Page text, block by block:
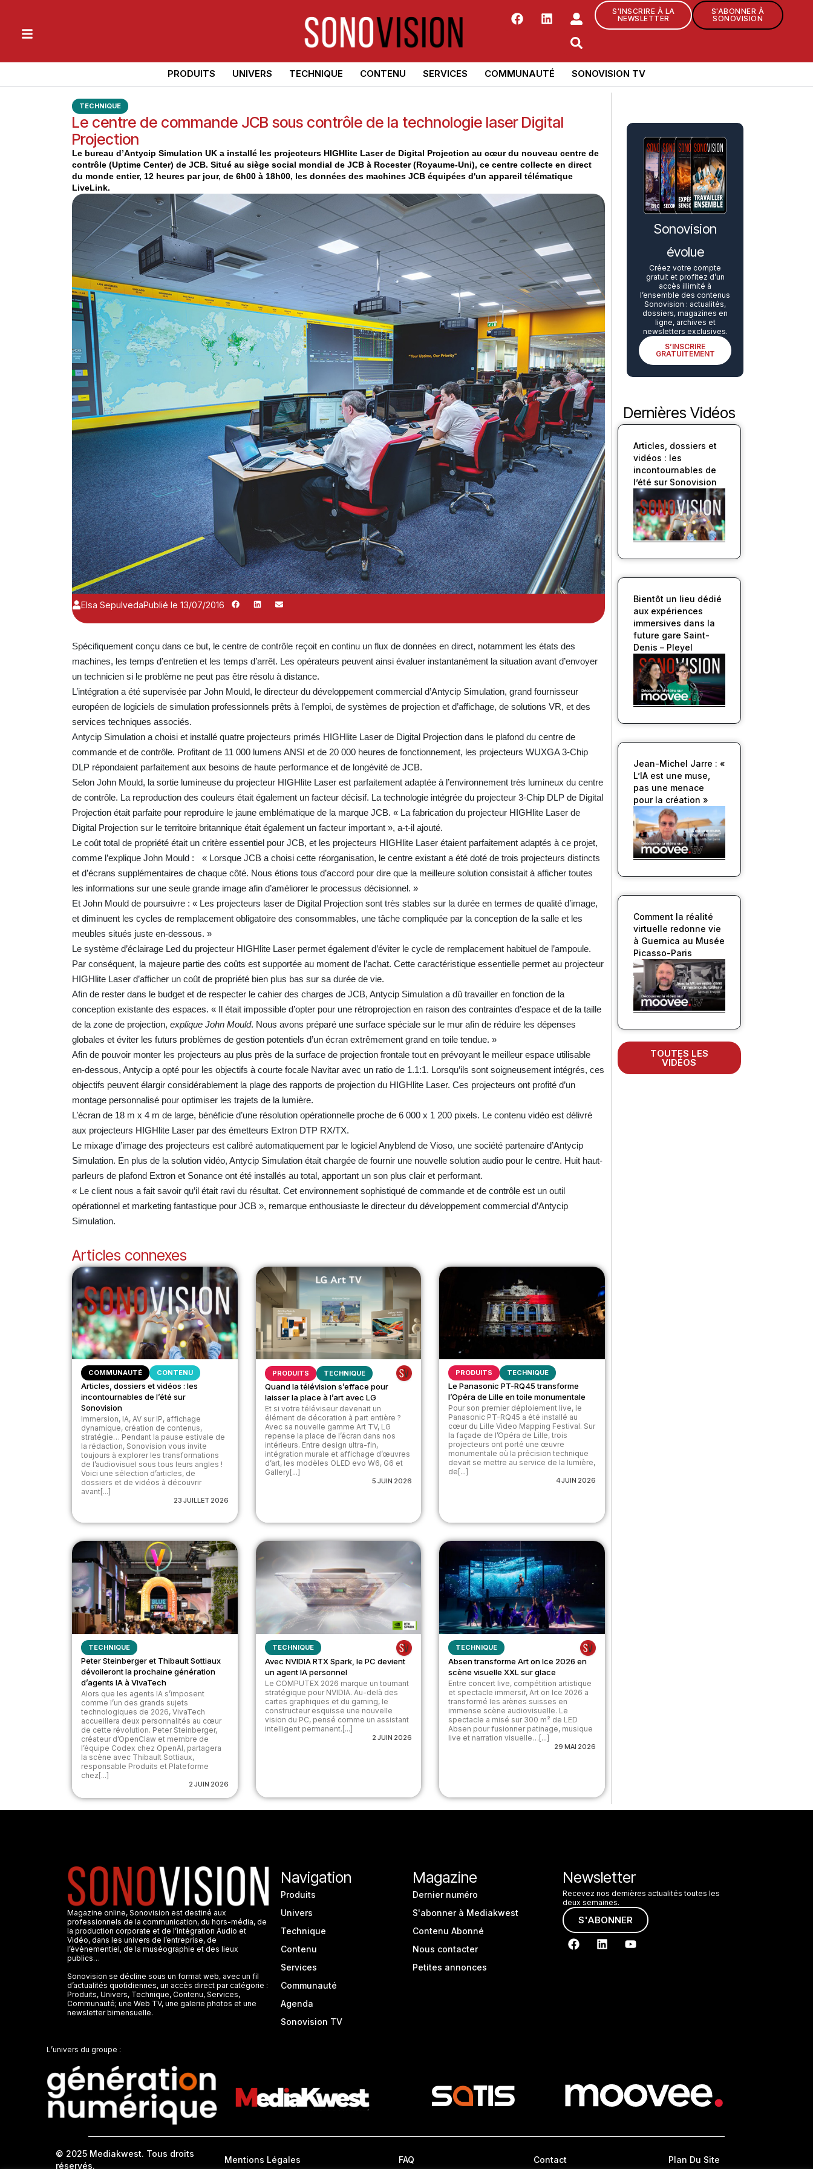
S'INSCRIRE À LA
NEWSLETTER
S'ABONNER À
SONOVISION
PRODUITS UNIVERS TECHNIQUE CONTENU SERVICES COMMUNAUTÉ SONOVISION TV
TECHNIQUE
Le centre de commande JCB sous contrôle de la technologie laser Digital
Projection
Le bureau d’Antycip Simulation UK a installé les projecteurs HIGHlite Laser de Digital Projection au cœur du nouveau centre de
contrôle (Uptime Center) de JCB. Situé au siège social mondial de JCB à Rocester (Royaume-Uni), ce centre collecte en direct
du monde entier, 12 heures par jour, de 6h00 à 18h00, les données des machines JCB équipées d'un appareil télématique
LiveLink.
Elsa SepulvedaPublié le 13/07/2016
Spécifiquement conçu dans ce but, le centre de contrôle reçoit en continu un flux de données en direct, notamment les états des
machines, les temps d’entretien et les temps d’arrêt. Les opérateurs peuvent ainsi évaluer instantanément la situation avant d’envoyer
un technicien si le problème ne peut pas être résolu à distance.
L’intégration a été supervisée par John Mould, le directeur du développement commercial d’Antycip Simulation, grand fournisseur
européen de logiciels de simulation professionnels prêts à l’emploi, de systèmes de projection et d’affichage, de solutions VR, et des
services techniques associés.
Antycip Simulation a choisi et installé quatre projecteurs primés HIGHlite Laser de Digital Projection dans le plafond du centre de
commande et de contrôle. Profitant de 11 000 lumens ANSI et de 20 000 heures de fonctionnement, les projecteurs WUXGA 3-Chip
DLP répondaient parfaitement aux besoins de haute performance et de longévité de JCB.
Selon John Mould, la sortie lumineuse du projecteur HIGHlite Laser est parfaitement adaptée à l’environnement très lumineux du centre
de contrôle. La reproduction des couleurs était également un facteur décisif. La technologie intégrée du projecteur 3-Chip DLP de Digital
Projection était parfaite pour reproduire le jaune emblématique de la marque JCB. « La fabrication du projecteur HIGHlite Laser de
Digital Projection sur le territoire britannique était également un facteur important », a-t-il ajouté.
Le coût total de propriété était un critère essentiel pour JCB, et les projecteurs HIGHlite Laser étaient parfaitement adaptés à ce projet,
comme l’explique John Mould : « Lorsque JCB a choisi cette réorganisation, le centre existant a été doté de trois projecteurs distincts
et d’écrans supplémentaires de chaque côté. Nous étions tous d’accord pour dire que la meilleure solution consistait à afficher toutes
les informations sur une seule grande image afin d’améliorer le processus décisionnel. »
Et John Mould de poursuivre : « Les projecteurs laser de Digital Projection sont très stables sur la durée en termes de qualité d’image,
et diminuent les cycles de remplacement obligatoire des consommables, une tâche compliquée par la conception de la salle et les
meubles situés juste en-dessous. »
Le système d’éclairage Led du projecteur HIGHlite Laser permet également d’éviter le cycle de remplacement habituel de l’ampoule.
Par conséquent, la majeure partie des coûts est supportée au moment de l’achat. Cette caractéristique essentielle permet au projecteur
HIGHlite Laser d’afficher un coût de propriété bien plus bas sur sa durée de vie.
Afin de rester dans le budget et de respecter le cahier des charges de JCB, Antycip Simulation a dû travailler en fonction de la
conception existante des espaces. « Il était impossible d’opter pour une rétroprojection en raison des contraintes d’espace et de la taille
de la zone de projection,explique John Mould. Nous avons préparé une surface spéciale sur le mur afin de réduire les dépenses
globales et éviter les futurs problèmes de gestion potentiels d’un écran extrêmement grand en toile tendue. »
Afin de pouvoir monter les projecteurs au plus près de la surface de projection frontale tout en prévoyant le meilleur espace utilisable
en-dessous, Antycip a opté pour les objectifs à courte focale Navitar avec un ratio de 1.1:1. Lorsqu’ils sont soigneusement intégrés, ces
objectifs peuvent élargir considérablement la plage des rapports de projection du HIGHlite Laser. Ces projecteurs ont profité d’un
montage personnalisé pour optimiser les trajets de la lumière.
L’écran de 18 m x 4 m de large, bénéficie d’une résolution opérationnelle proche de 6 000 x 1 200 pixels. Le contenu vidéo est délivré
aux projecteurs HIGHlite Laser par des émetteurs Extron DTP RX/TX.
Le mixage d’image des projecteurs est calibré automatiquement par le logiciel Anyblend de Vioso, une société partenaire d’Antycip
Simulation. En plus de la solution vidéo, Antycip Simulation était chargée de fournir une nouvelle solution audio pour le centre. Huit haut-
parleurs de plafond Extron et Sonance ont été installés au total, apportant un son plus clair et performant.
« Le client nous a fait savoir qu’il était ravi du résultat. Cet environnement sophistiqué de commande et de contrôle est un outil
opérationnel et marketing fantastique pour JCB », remarque enthousiaste le directeur du développement commercial d’Antycip
Simulation.
Articles connexes
COMMUNAUTÉ CONTENU
Articles, dossiers et vidéos : les
incontournables de l’été sur
Sonovision
Immersion, IA, AV sur IP, affichage
dynamique, création de contenus,
stratégie… Pendant la pause estivale de
la rédaction, Sonovision vous invite
toujours à explorer les transformations
de l’audiovisuel sous tous leurs angles !
Voici une sélection d’articles, de
dossiers et de vidéos à découvrir
avant[...]
23 JUILLET 2026
PRODUITS TECHNIQUE
Quand la télévision s’efface pour
laisser la place à l’art avec LG
Et si votre téléviseur devenait un
élément de décoration à part entière ?
Avec sa nouvelle gamme Art TV, LG
repense la place de l’écran dans nos
intérieurs. Entre design ultra-fin,
intégration murale et affichage d’œuvres
d’art, les modèles OLED evo W6, G6 et
Gallery[...]
5 JUIN 2026
PRODUITS TECHNIQUE
Le Panasonic PT-RQ45 transforme
l’Opéra de Lille en toile monumentale
Pour son premier déploiement live, le
Panasonic PT-RQ45 a été installé au
cœur du Lille Video Mapping Festival. Sur
la façade de l’Opéra de Lille, trois
projecteurs ont porté une œuvre
monumentale où la précision technique
devait se mettre au service de la lumière,
de[...]
4 JUIN 2026
TECHNIQUE
Peter Steinberger et Thibault Sottiaux
dévoileront la prochaine génération
d’agents IA à VivaTech
Alors que les agents IA s’imposent
comme l’un des grands sujets
technologiques de 2026, VivaTech
accueillera deux personnalités au cœur
de cette révolution. Peter Steinberger,
créateur d’OpenClaw et membre de
l’équipe Codex chez OpenAI, partagera
la scène avec Thibault Sottiaux,
responsable Produits et Plateforme
chez[...]
2 JUIN 2026
TECHNIQUE
Avec NVIDIA RTX Spark, le PC devient
un agent IA personnel
Le COMPUTEX 2026 marque un tournant
stratégique pour NVIDIA. Au-delà des
cartes graphiques et du gaming, le
constructeur esquisse une nouvelle
vision du PC, pensé comme un assistant
intelligent permanent.[...]
2 JUIN 2026
TECHNIQUE
Absen transforme Art on Ice 2026 en
scène visuelle XXL sur glace
Entre concert live, compétition artistique
et spectacle immersif, Art on Ice 2026 a
transformé les arènes suisses en
immense scène audiovisuelle. Le
spectacle a misé sur 300 m² de LED
Absen pour fusionner patinage, musique
live et narration visuelle…[...]
29 MAI 2026
Sonovision
évolue
Créez votre compte
gratuit et profitez d’un
accès illimité à
l’ensemble des contenus
Sonovision : actualités,
dossiers, magazines en
ligne, archives et
newsletters exclusives.
S’INSCRIRE
GRATUITEMENT
Dernières Vidéos
Articles, dossiers et
vidéos : les
incontournables de
l’été sur Sonovision
Bientôt un lieu dédié
aux expériences
immersives dans la
future gare Saint-
Denis – Pleyel
Jean-Michel Jarre : «
L’IA est une muse,
pas une menace
pour la création »
Comment la réalité
virtuelle redonne vie
à Guernica au Musée
Picasso-Paris
TOUTES LES
VIDÉOS
Magazine online, Sonovision est destiné aux
professionnels de la communication, du hors-média, de
la production corporate et de l’intégration Audio et
Vidéo, dans les univers de l’entreprise, de
l’évènementiel, de la muséographie et des lieux
publics…
Sonovision se décline sous un format web, avec un fil
d’actualités quotidiennes, un accès direct par catégorie :
Produits, Univers, Technique, Contenu, Services,
Communauté; une Web TV, une galerie photos et une
newsletter bimensuelle.
Navigation
Produits
Univers
Technique
Contenu
Services
Communauté
Agenda
Sonovision TV
Magazine
Dernier numéro
S'abonner à Mediakwest
Contenu Abonné
Nous contacter
Petites annonces
Newsletter
Recevez nos dernières actualités toutes les
deux semaines.
S'ABONNER
L’univers du groupe :
© 2025 Mediakwest. Tous droits
réservés.
Mentions Légales FAQ Contact Plan Du Site